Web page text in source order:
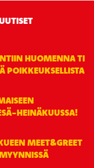
HUOMENNA TI
POIKKEUKSELLISTA
HEINÄKUUSSA!
MEET&GREET